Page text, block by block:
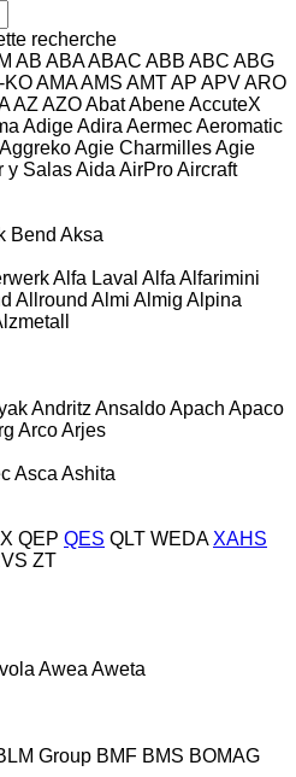
recherche
AB ABAABAC ABB ABC ABG
KOAMAAMS AMTAP APVARO
AZ AZOAbatAbeneAccuteX
AdigeAdira AermecAeromatic
AggrekoAgie CharmillesAgie
y SalasAida AirProAircraft
Bend Aksa
Alfa Laval Alfa Alfarimini
Allround Almi Almig Alpina
Andritz AnsaldoApach Apaco
ArcoArjes
Asca Ashita
QEP QES QLT WEDA XAHS
ZT
Awea Aweta
Group BMF BMS BOMAG